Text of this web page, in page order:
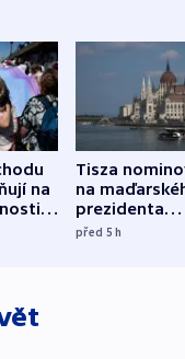
na
i
Tisza
na
prezidenta
bývalého
před 5h